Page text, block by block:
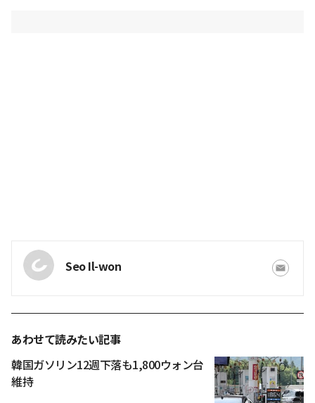
Seo Il-won
あわせて読みたい記事
韓国ガソリン12週下落も1,800ウォン台
維持